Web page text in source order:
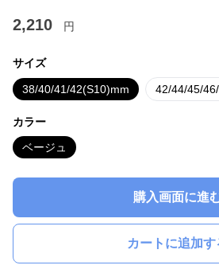
2,210 円
サイズ
38/40/41/42(S10)mm 42/44/45/
カラー
ベージュ
購入画面に進
カートに追加す